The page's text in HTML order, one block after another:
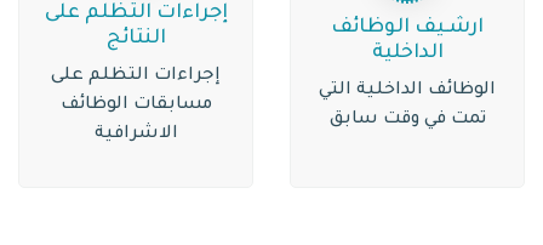
ارشـيف الوظائف
الداخلية
الوظائف الداخلية التي
تمت في وقت سابق
إجراءات التظلم على
النتائج
إجراءات التظلم على
مسابقات الوظائف
الاشرافية